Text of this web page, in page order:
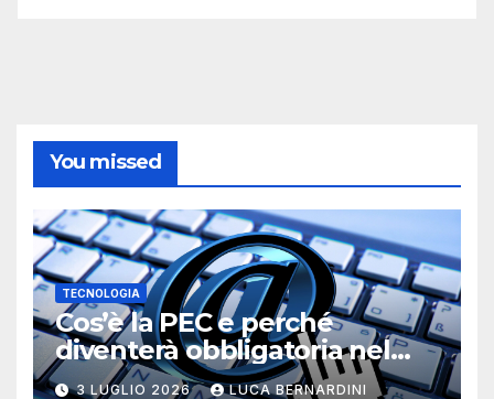
You missed
TECNOLOGIA
Cos’è la PEC e perché
diventerà obbligatoria nel
2026?
3 LUGLIO 2026 LUCA BERNARDINI